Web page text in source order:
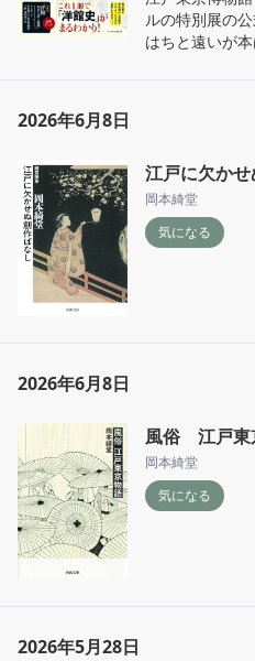
ルの特別展の
はちと遠いが本
2026年6月8日
江戸に欠か
岡本綺堂
気になる
2026年6月8日
風俗 江戸東
岡本綺堂
気になる
2026年5月28日